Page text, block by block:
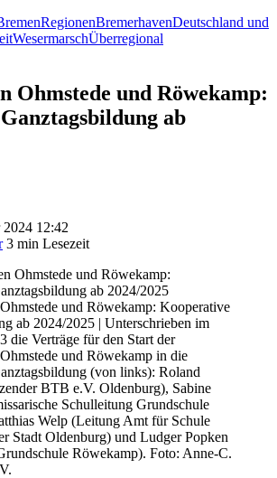
RegionenBremerhavenDeutschland und
WesermarschÜberregional
Ohmstede und Röwekamp:
ab
2024 12:42
3 min Lesezeit
und Röwekamp: Kooperative
ab 2024/2025 | Unterschrieben im
die Verträge für den Start der
und Röwekamp in die
(von links): Roland
BTB e.V. Oldenburg), Sabine
Schulleitung Grundschule
Welp (Leitung Amt für Schule
Stadt Oldenburg) und Ludger Popken
Röwekamp). Foto: Anne-C.